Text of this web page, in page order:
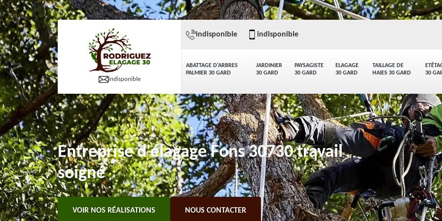
indisponible
ABATTAGE D'ARBRES
PALMIER 30 GARD
JARDINIER
30 GARD
PAYSAGISTE
30 GARD
ELAGAGE
30 GARD
TAILLAGE DE
HAIES 30 GARD
30
indisponible indisponible
Entreprise d'élagage Fons 30730 travail
soigné
VOIR NOS RÉALISATIONS NOUS CONTACTER